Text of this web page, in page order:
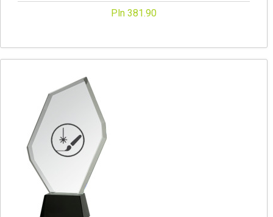
Pln 381.90